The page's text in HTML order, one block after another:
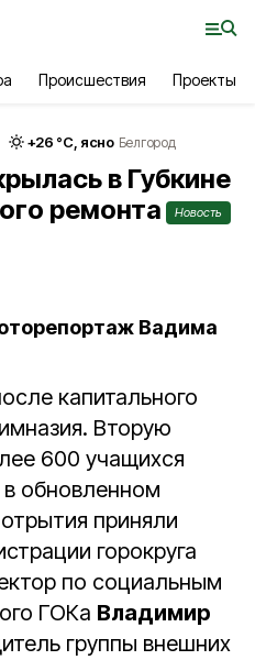
Происшествия Проекты
+26 °С, ясно Белгород
в Губкине
ремонта
Новость
Вадима
капитального
Вторую
600 учащихся
обновленном
приняли
горокруга
по социальным
ГОКа Владимир
группы внешних